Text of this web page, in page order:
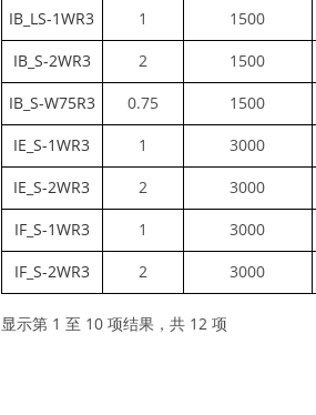
IB_LS-1WR3
1 1500
IB_S-2WR3
2 1500
IB_S-W75R3
0.75 1500
IE_S-1WR3
1 3000
IE_S-2WR3
2 3000
IF_S-1WR3
1 3000
IF_S-2WR3
2 3000
显示第 1 至 10 项结果，共 12 项